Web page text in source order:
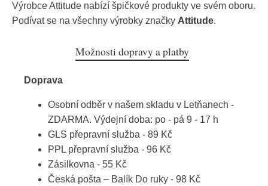
VýrobceAttitude nabízí špičkové produkty ve svém oboru.
Podívat se na všechny výrobky značky Attitude.
Možnosti dopravy a platby
Doprava
Osobní odběr v našem skladu v Letňanech -
ZDARMA. Výdejní doba: po - pá 9 - 17 h
GLS přepravní služba - 89 Kč
PPL přepravní služba - 96 Kč
Zásilkovna - 55 Kč
Česká pošta – Balík Do ruky - 98 Kč